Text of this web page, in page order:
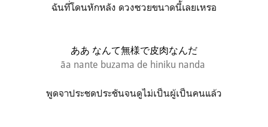
ฉันที่โดนหักหลัง ดวงซวยขนาดนี้เลยเหรอ
ああ なんて無様で皮肉なんだ
āa nante buzama de hiniku nanda
พูดจาประชดประชันจนดูไม่เป็นผู้เป็นคนแล้ว